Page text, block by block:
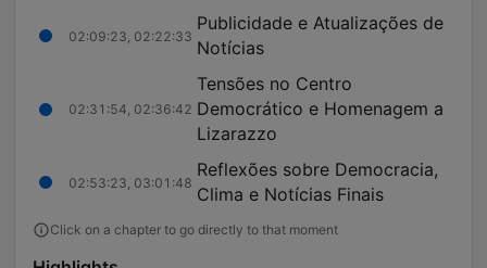
02:09:23, 02:22:33
Publicidade e Atualizações de
Notícias
02:31:54, 02:36:42
Tensões no Centro
Democrático e Homenagem a
Lizarazzo
02:53:23, 03:01:48
Reflexões sobre Democracia,
Clima e Notícias Finais
Click on a chapter to go directly to that moment